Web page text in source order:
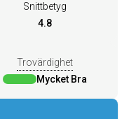
Snittbetyg
4.8
Trovärdighet
Mycket Bra